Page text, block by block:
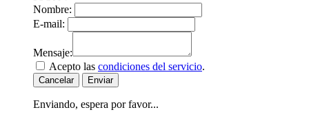
Nombre:
E-mail:
Mensaje:
Acepto las condiciones del servicio.
Cancelar Enviar
Enviando, espera por favor...